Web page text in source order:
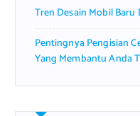
Tren Desain Mobil Baru
Pentingnya Pengisian
Yang Membantu Anda